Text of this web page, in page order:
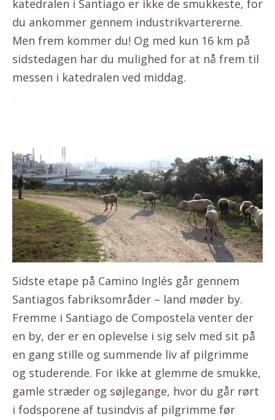
katedralen i Santiago er ikke de smukkeste, for
du ankommer gennem industrikvartererne.
Men frem kommer du! Og med kun 16 km på
sidstedagen har du mulighed for at nå frem til
messen i katedralen ved middag.
Sidste etape på Camino Inglés går gennem
Santiagos fabriksområder – land møder by.
Fremme i Santiago de Compostela venter der
en by, der er en oplevelse i sig selv med sit på
en gang stille og summende liv af pilgrimme
og studerende. For ikke at glemme de smukke,
gamle stræder og søjlegange, hvor du går rørt
i fodsporene af tusindvis af pilgrimme før